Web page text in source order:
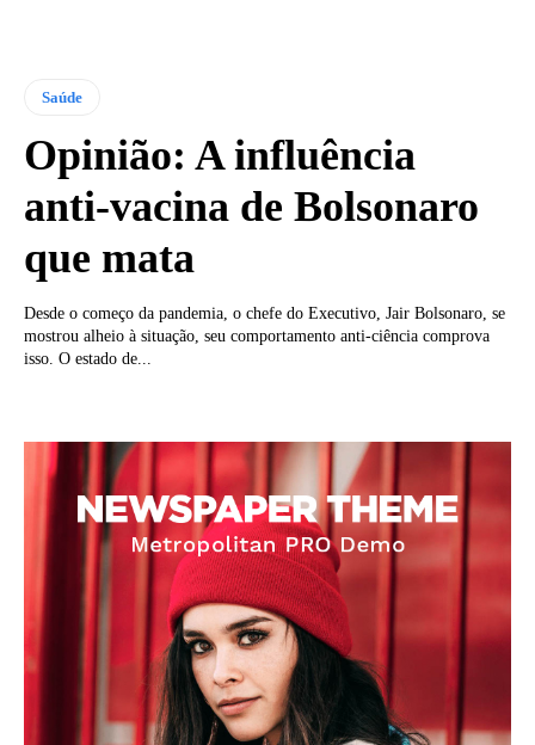
Saúde
Opinião: A influência
anti-vacina de Bolsonaro
que mata
Desde o começo da pandemia, o chefe do Executivo, Jair Bolsonaro, se
mostrou alheio à situação, seu comportamento anti-ciência comprova
isso. O estado de...